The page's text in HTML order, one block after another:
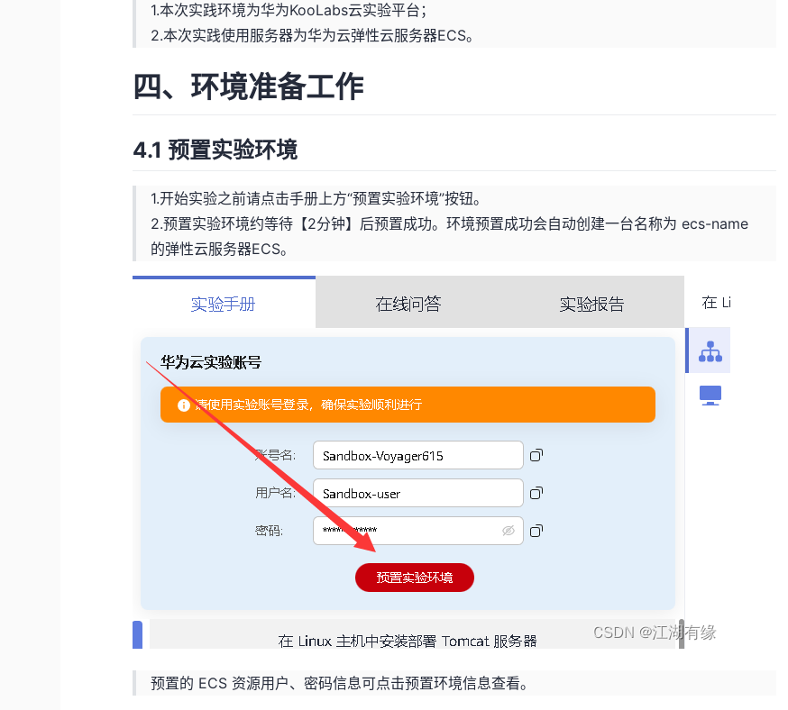
1.本次实践环境为华为KooLabs云实验平台；
2.本次实践使用服务器为华为云弹性云服务器ECS。
四、环境准备工作
4.1 预置实验环境
1.开始实验之前请点击手册上方“预置实验环境”按钮。
2.预置实验环境约等待【2分钟】后预置成功。环境预置成功会自动创建一台名称为 ecs-name
的弹性云服务器ECS。
预置的 ECS 资源用户、密码信息可点击预置环境信息查看。